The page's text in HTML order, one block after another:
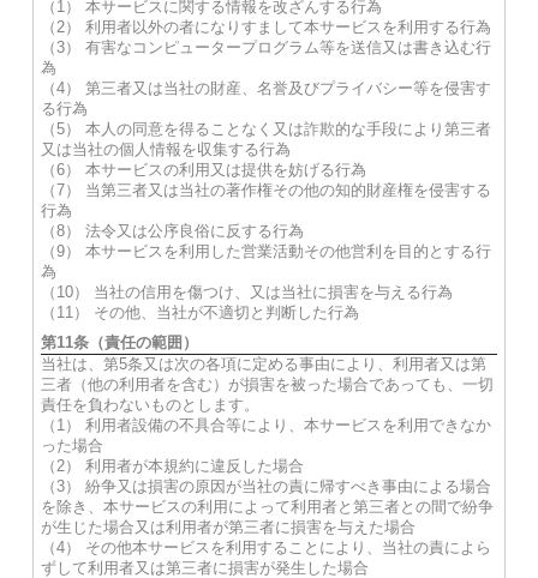
（1） 本サービスに関する情報を改ざんする行為
（2） 利用者以外の者になりすまして本サービスを利用する行為
（3） 有害なコンピュータープログラム等を送信又は書き込む行
為
（4） 第三者又は当社の財産、名誉及びプライバシー等を侵害す
る行為
（5） 本人の同意を得ることなく又は詐欺的な手段により第三者
又は当社の個人情報を収集する行為
（6） 本サービスの利用又は提供を妨げる行為
（7） 当第三者又は当社の著作権その他の知的財産権を侵害する
行為
（8） 法令又は公序良俗に反する行為
（9） 本サービスを利用した営業活動その他営利を目的とする行
為
（10） 当社の信用を傷つけ、又は当社に損害を与える行為
（11） その他、当社が不適切と判断した行為
第11条（責任の範囲）
当社は、第5条又は次の各項に定める事由により、利用者又は第
三者（他の利用者を含む）が損害を被った場合であっても、一切
責任を負わないものとします。
（1） 利用者設備の不具合等により、本サービスを利用できなか
った場合
（2） 利用者が本規約に違反した場合
（3） 紛争又は損害の原因が当社の責に帰すべき事由による場合
を除き、本サービスの利用によって利用者と第三者との間で紛争
が生じた場合又は利用者が第三者に損害を与えた場合
（4） その他本サービスを利用することにより、当社の責によら
ずして利用者又は第三者に損害が発生した場合